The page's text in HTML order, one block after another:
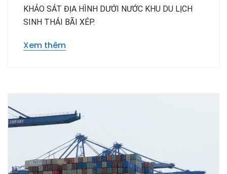
KHẢO SÁT ĐỊA HÌNH DƯỚI NƯỚC KHU DU LỊCH
SINH THÁI BÃI XÉP.
Xem thêm